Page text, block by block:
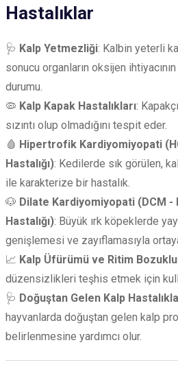
Hastalıklar
🩺 Kalp Yetmezliği: Kalbin yeterli
sonucu organların oksijen
durumu.
🦠 Kalp Kapak Hastalıkları:
sızıntı olup olmadığını tespit eder.
🩸 Hipertrofik Kardiyomiyopati
Hastalığı): Kedilerde sık görülen,
ile karakterize bir hastalık.
🐶 Dilate Kardiyomiyopati (DCM
Hastalığı): Büyük ırk köpeklerde
genişlemesi ve zayıflamasıyla
📈 Kalp Üfürümü ve Ritim
düzensizlikleri teşhis etmek için
🩺 Doğuştan Gelen Kalp
hayvanlarda doğuştan gelen kalp
belirlenmesine yardımcı olur.